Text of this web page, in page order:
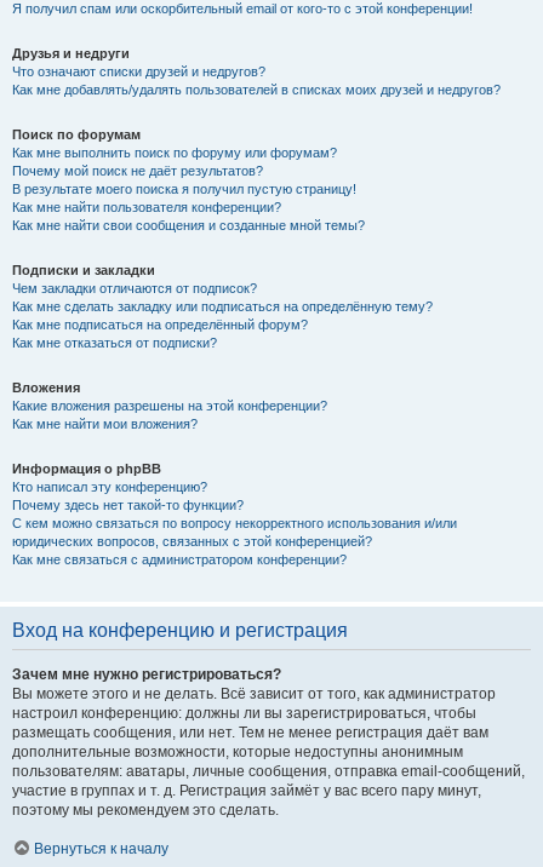
Я получил спам или оскорбительный email от кого-то с этой конференции!
Друзья и недруги
Что означают списки друзей и недругов?
Как мне добавлять/удалять пользователей в списках моих друзей и недругов?
Поиск по форумам
Как мне выполнить поиск по форуму или форумам?
Почему мой поиск не даёт результатов?
В результате моего поиска я получил пустую страницу!
Как мне найти пользователя конференции?
Как мне найти свои сообщения и созданные мной темы?
Подписки и закладки
Чем закладки отличаются от подписок?
Как мне сделать закладку или подписаться на определённую тему?
Как мне подписаться на определённый форум?
Как мне отказаться от подписки?
Вложения
Какие вложения разрешены на этой конференции?
Как мне найти мои вложения?
Информация о phpBB
Кто написал эту конференцию?
Почему здесь нет такой-то функции?
С кем можно связаться по вопросу некорректного использования и/или
юридических вопросов, связанных с этой конференцией?
Как мне связаться с администратором конференции?
Вход на конференцию и регистрация
Зачем мне нужно регистрироваться?
Вы можете этого и не делать. Всё зависит от того, как администратор
настроил конференцию: должны ли вы зарегистрироваться, чтобы
размещать сообщения, или нет. Тем не менее регистрация даёт вам
дополнительные возможности, которые недоступны анонимным
пользователям: аватары, личные сообщения, отправка email-сообщений,
участие в группах и т. д. Регистрация займёт у вас всего пару минут,
поэтому мы рекомендуем это сделать.
Вернуться к началу